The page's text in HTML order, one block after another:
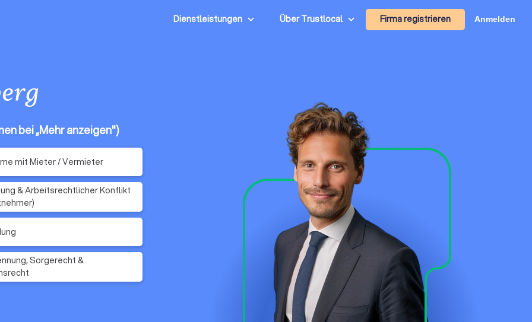
Dienstleistungen Über Trustlocal Firma registrieren Anmelden
bei „Mehr anzeigen")
mit Mieter / Vermieter
& Arbeitsrechtlicher Konflikt
Sorgerecht &